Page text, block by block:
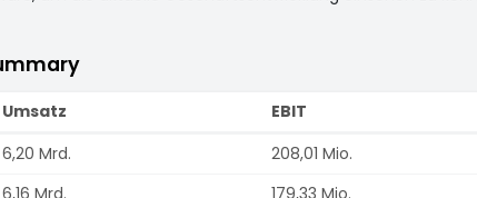
Umsatz EBIT
6,20 Mrd. 208,01 Mio.
6,16 Mrd. 179,33 Mio.